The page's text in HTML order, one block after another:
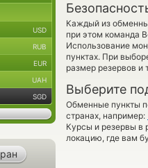
Каждый из
при этом команда
Использование
пунктах. При
размер резервов и
Выберите
Обменные пункты
странах, например:
Курсы и резервы в
локацию, где вам
USD
RUB
EUR
UAH
SGD